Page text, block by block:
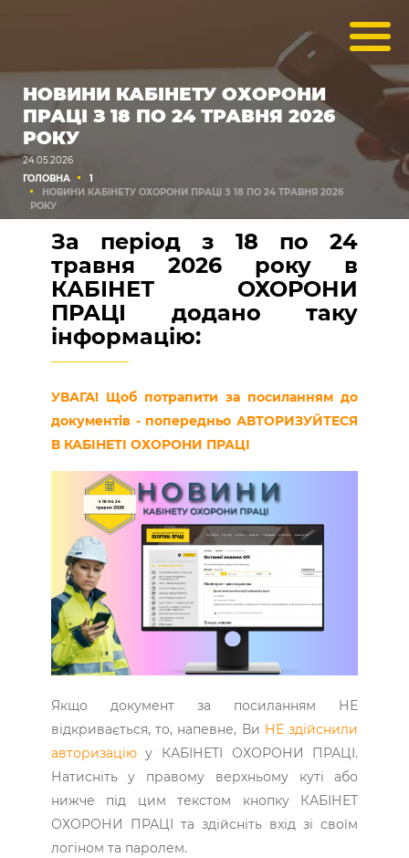
НОВИНИ КАБІНЕТУ ОХОРОНИ
ПРАЦІ З 18 ПО 24 ТРАВНЯ 2026
РОКУ
24.05.2026
ГОЛОВНА
1
НОВИНИ КАБІНЕТУ ОХОРОНИ ПРАЦІ З 18 ПО 24 ТРАВНЯ 2026
РОКУ
За період з 18 по 24
травня 2026 року​ в
КАБІНЕТ ОХОРОНИ
ПРАЦІ додано таку
інформацію:
УВАГА! Щоб потрапити за посиланням до
документів - попередньо АВТОРИЗУЙТЕСЯ
В КАБІНЕТІ ОХОРОНИ ПРАЦІ
Якщо документ за посиланням НЕ
відкривається, то, напевне, Ви НЕ здійснили
авторизаціюу КАБІНЕТІ ОХОРОНИ ПРАЦІ.
Натисніть у правому верхньому куті або
нижче під цим текстом кнопку КАБІНЕТ
ОХОРОНИ ПРАЦІ та здійсніть вхід зі своїм
логіном та паролем.